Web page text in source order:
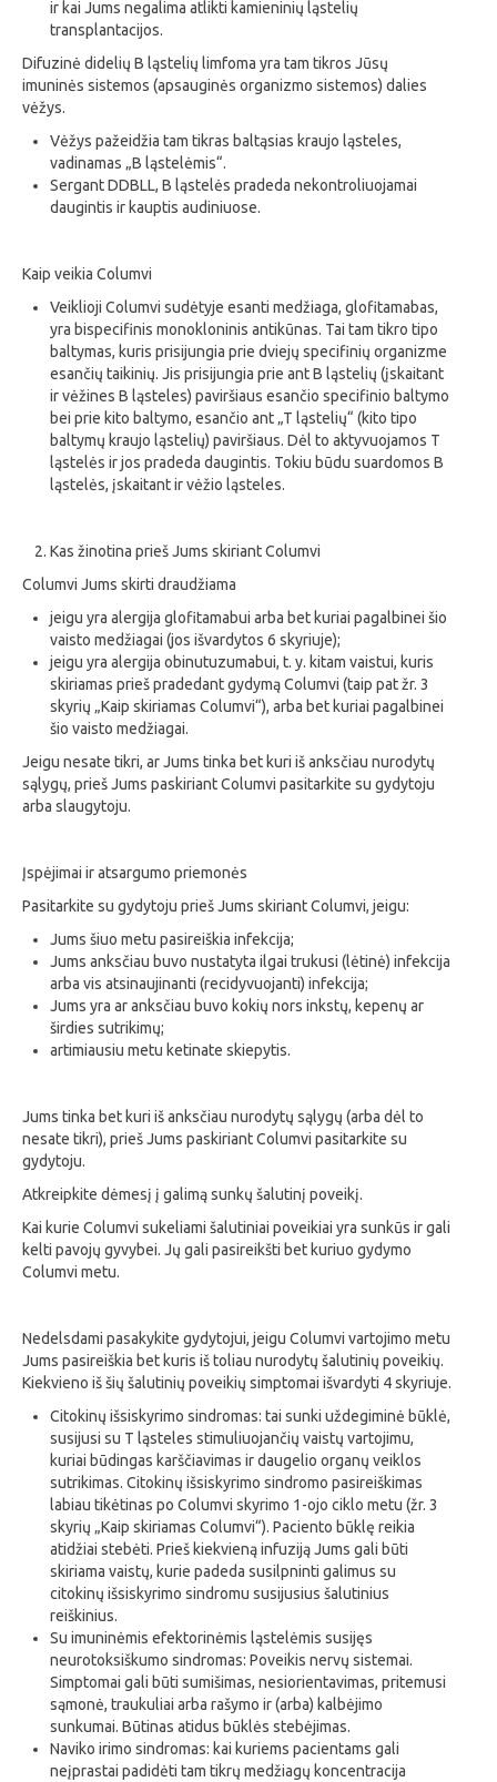
ir kai Jums negalima atlikti kamieninių ląstelių
transplantacijos.
Difuzinė didelių B ląstelių limfoma yra tam tikros Jūsų
imuninės sistemos (apsauginės organizmo sistemos) dalies
vėžys.
Vėžys pažeidžia tam tikras baltąsias kraujo ląsteles,
vadinamas „B ląstelėmis“.
Sergant DDBLL, B ląstelės pradeda nekontroliuojamai
daugintis ir kauptis audiniuose.
Kaip veikia Columvi
Veiklioji Columvi sudėtyje esanti medžiaga, glofitamabas,
yra bispecifinis monokloninis antikūnas. Tai tam tikro tipo
baltymas, kuris prisijungia prie dviejų specifinių organizme
esančių taikinių. Jis prisijungia prie ant B ląstelių (įskaitant
ir vėžines B ląsteles) paviršiaus esančio specifinio baltymo
bei prie kito baltymo, esančio ant „T ląstelių“ (kito tipo
baltymų kraujo ląstelių) paviršiaus. Dėl to aktyvuojamos T
ląstelės ir jos pradeda daugintis. Tokiu būdu suardomos B
ląstelės, įskaitant ir vėžio ląsteles.
Kas žinotina prieš Jums skiriant Columvi
Columvi Jums skirti draudžiama
jeigu yra alergija glofitamabui arba bet kuriai pagalbinei šio
vaisto medžiagai (jos išvardytos 6 skyriuje);
jeigu yra alergija obinutuzumabui, t. y. kitam vaistui, kuris
skiriamas prieš pradedant gydymą Columvi (taip pat žr. 3
skyrių „Kaip skiriamas Columvi“), arba bet kuriai pagalbinei
šio vaisto medžiagai.
Jeigu nesate tikri, ar Jums tinka bet kuri iš anksčiau nurodytų
sąlygų, prieš Jums paskiriant Columvi pasitarkite su gydytoju
arba slaugytoju.
Įspėjimai ir atsargumo priemonės
Pasitarkite su gydytoju prieš Jums skiriant Columvi, jeigu:
Jums šiuo metu pasireiškia infekcija;
Jums anksčiau buvo nustatyta ilgai trukusi (lėtinė) infekcija
arba vis atsinaujinanti (recidyvuojanti) infekcija;
Jums yra ar anksčiau buvo kokių nors inkstų, kepenų ar
širdies sutrikimų;
artimiausiu metu ketinate skiepytis.
Jums tinka bet kuri iš anksčiau nurodytų sąlygų (arba dėl to
nesate tikri), prieš Jums paskiriant Columvi pasitarkite su
gydytoju.
Atkreipkite dėmesį į galimą sunkų šalutinį poveikį.
Kai kurie Columvi sukeliami šalutiniai poveikiai yra sunkūs ir gali
kelti pavojų gyvybei. Jų gali pasireikšti bet kuriuo gydymo
Columvi metu.
Nedelsdami pasakykite gydytojui, jeigu Columvi vartojimo metu
Jums pasireiškia bet kuris iš toliau nurodytų šalutinių poveikių.
Kiekvieno iš šių šalutinių poveikių simptomai išvardyti 4 skyriuje.
Citokinų išsiskyrimo sindromas: tai sunki uždegiminė būklė,
susijusi su T ląsteles stimuliuojančių vaistų vartojimu,
kuriai būdingas karščiavimas ir daugelio organų veiklos
sutrikimas. Citokinų išsiskyrimo sindromo pasireiškimas
labiau tikėtinas po Columvi skyrimo 1-ojo ciklo metu (žr. 3
skyrių „Kaip skiriamas Columvi“). Paciento būklę reikia
atidžiai stebėti. Prieš kiekvieną infuziją Jums gali būti
skiriama vaistų, kurie padeda susilpninti galimus su
citokinų išsiskyrimo sindromu susijusius šalutinius
reiškinius.
Su imuninėmis efektorinėmis ląstelėmis susijęs
neurotoksiškumo sindromas: Poveikis nervų sistemai.
Simptomai gali būti sumišimas, nesiorientavimas, pritemusi
sąmonė, traukuliai arba rašymo ir (arba) kalbėjimo
sunkumai. Būtinas atidus būklės stebėjimas.
Naviko irimo sindromas: kai kuriems pacientams gali
neįprastai padidėti tam tikrų medžiagų koncentracija